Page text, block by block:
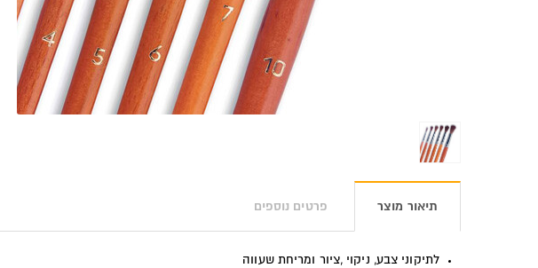
תיאור מוצר פרטים נוספים
לתיקוני צבע, ניקוי ,ציור ומריחת שעווה